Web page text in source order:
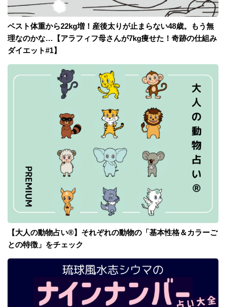
ベスト体重から22kg増！産後太りが止まらない48歳。もう無
理なのかな…【アラフィフ母さんが7kg痩せた！奇跡の仕組み
ダイエット#1】
【大人の動物占い®】それぞれの動物の「基本性格＆カラーご
との特徴」をチェック